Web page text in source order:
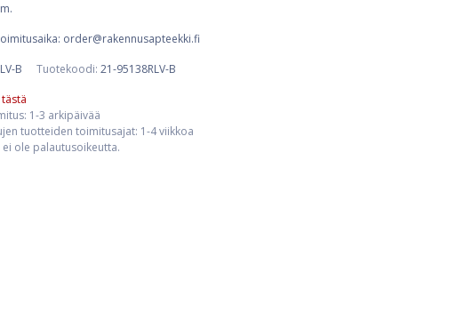
order@rakennusapteekki.fi
B Tuotekoodi: 21-95138RLV-B
tästä
1-3 arkipäivää
tuotteiden toimitusajat: 1-4 viikkoa
ole palautusoikeutta.